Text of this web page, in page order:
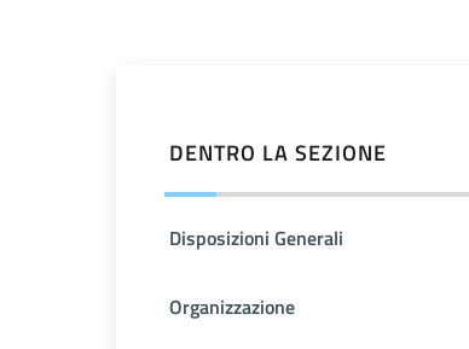
DENTRO LA SEZIONE
Disposizioni Generali
Organizzazione